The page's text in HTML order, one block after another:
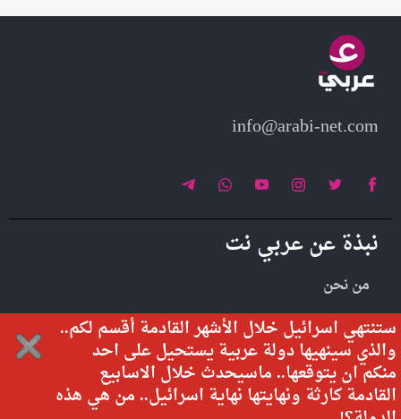
ستنتهي اسرائيل خلال الأشهر القادمة أقسم لكم..
والذي سينهيها دولة عربية يستحيل على احد
منكم ان يتوقعها.. ماسيحدث خلال الاسابيع
القادمة كارثة ونهايتها نهاية اسرائيل.. من هي هذه
info@arabi-net.com
نبذة عن عربي نت
من نحن
تواصل معنا
جميع الحقوق محفوظة لموقع عربي نت © 2026